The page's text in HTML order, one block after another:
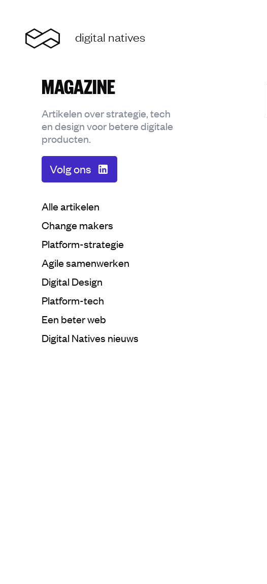
Home digital natives
MAGAZINE
Artikelen over strategie, tech
en design voor betere digitale
producten.
Volg ons
Categorie:
Alle artikelen
Categorie:
Change makers
Categorie:
Platform-strategie
Categorie:
Agile samenwerken
Categorie:
Digital Design
Categorie:
Platform-tech
Categorie:
Een beter web
Categorie:
Digital Natives nieuws